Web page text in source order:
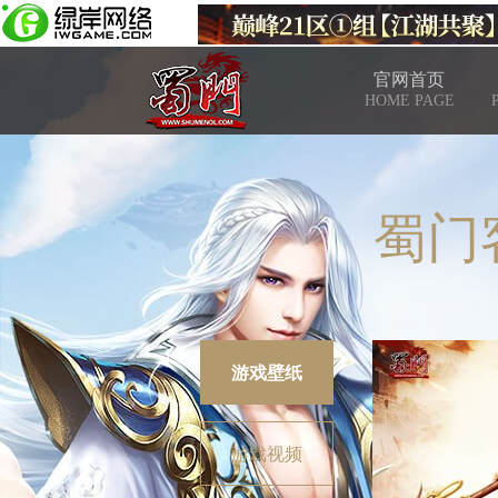
官网首页
HOME PAGE
蜀门
游戏壁纸
游戏视频